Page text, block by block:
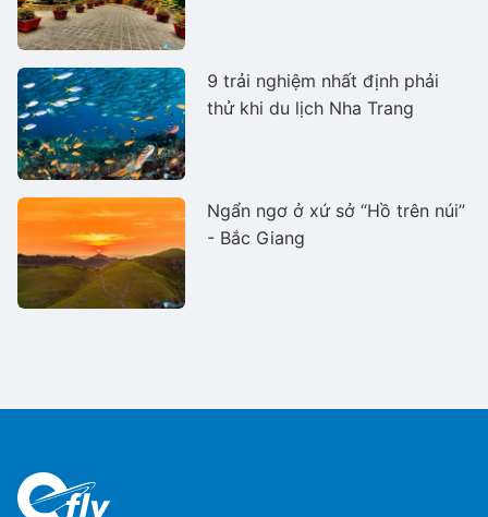
9 trải nghiệm nhất định phải
thử khi du lịch Nha Trang
Ngẩn ngơ ở xứ sở “Hồ trên núi”
- Bắc Giang